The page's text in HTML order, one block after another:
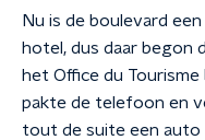
Nu is de boulevard
hotel, dus daar begon
het Office du
pakte de telefoon en
tout de suite een